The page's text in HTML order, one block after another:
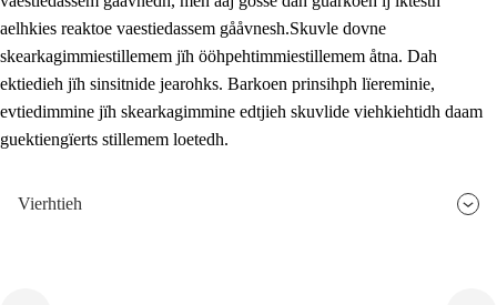
aelhkies reaktoe vaestiedassem gååvnesh.Skuvle dovne
skearkagimmiestillemem jïh ööhpehtimmiestillemem åtna. Dah
ektiedieh jïh sinsitnide jearohks. Barkoen prinsihph lïereminie,
evtiedimmine jïh skearkagimmine edtjieh skuvlide viehkiehtidh daam
guektiengïerts stillemem loetedh.
Vierhtieh